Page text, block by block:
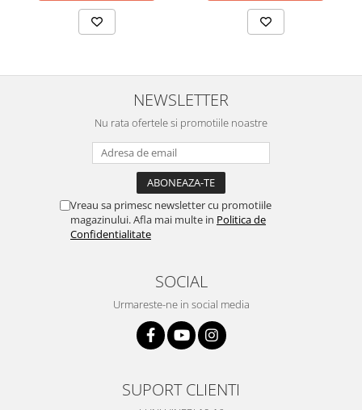
NEWSLETTER
Nu rata ofertele si promotiile noastre
Vreau sa primesc newsletter cu promotiile
magazinului. Afla mai multe in Politica de
Confidentialitate
SOCIAL
Urmareste-ne in social media
SUPORT CLIENTI